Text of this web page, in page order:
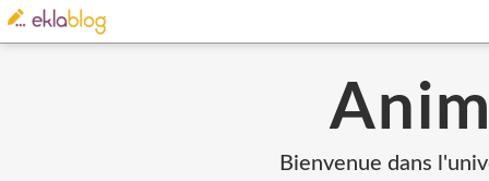
Bienvenue dans